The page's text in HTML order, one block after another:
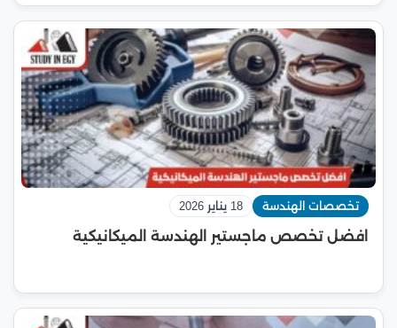
تخصصات الهندسة 18 يناير 2026
افضل تخصص ماجستير الهندسة الميكانيكية